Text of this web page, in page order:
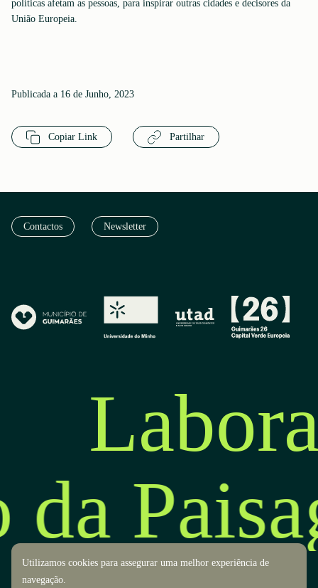
políticas afetam as pessoas, para inspirar outras cidades e decisores da
União Europeia.
Publicada a 16 de Junho, 2023
Copiar Link Partilhar
Contactos Newsletter
Utilizamos cookies para assegurar uma melhor experiência de
navegação.